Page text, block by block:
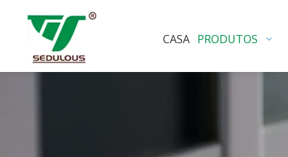
CASA PRODUTOS